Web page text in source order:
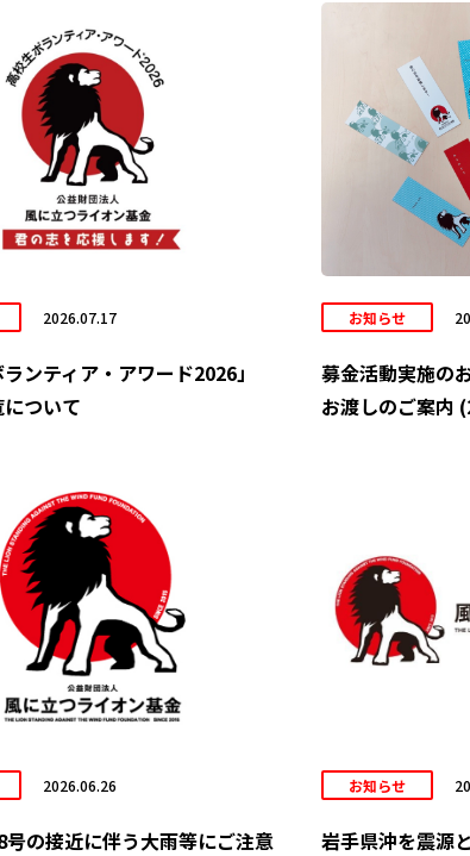
2026.07.17
ランティア・アワード2026」
ついて
お知らせ
募金活動実施の
お渡しのご案内
2026.06.26
号の接近に伴う大雨等にご注意
お知らせ
岩手県沖を震源